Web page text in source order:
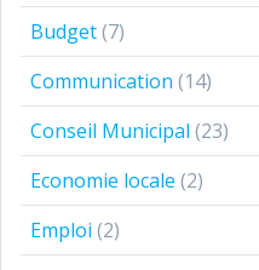
Budget(7)
Communication (14)
Conseil Municipal (23)
Economie locale (2)
Emploi (2)